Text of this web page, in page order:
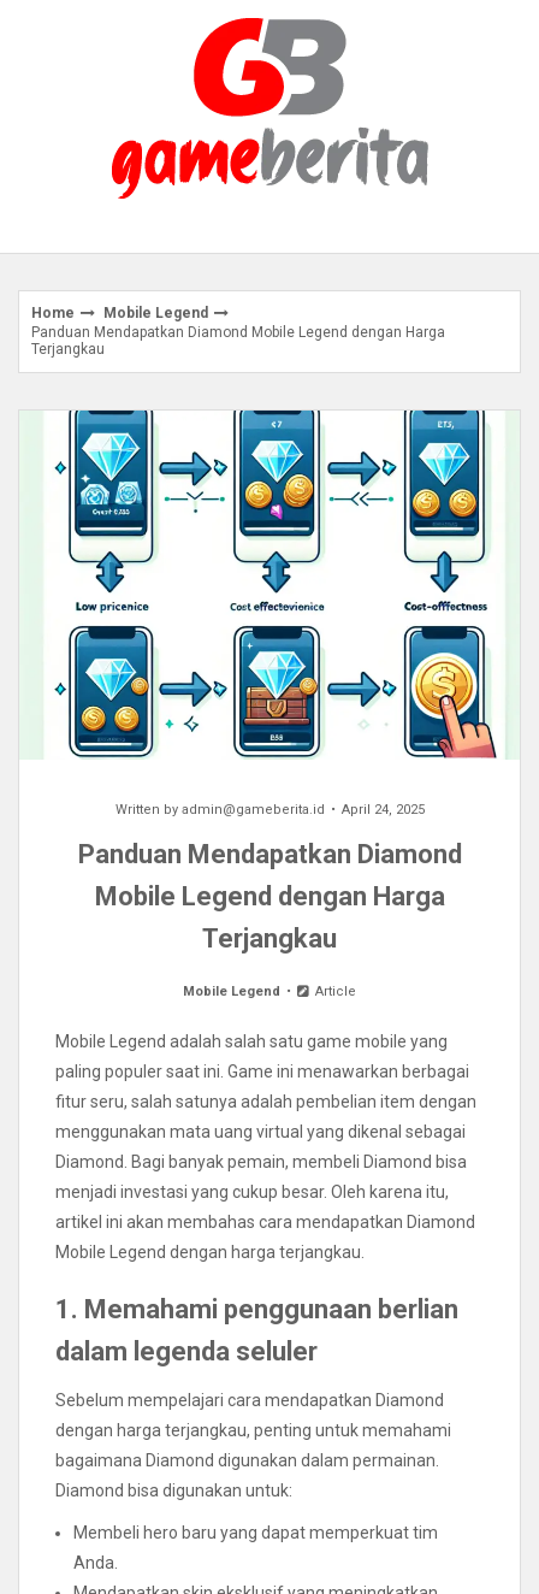
Home
Mobile Legend
Panduan Mendapatkan Diamond Mobile Legend dengan Harga
Terjangkau
Written by admin@gameberita.id April 24, 2025
Panduan Mendapatkan Diamond
Mobile Legend dengan Harga
Terjangkau
Mobile Legend Article
Mobile Legend adalah salah satu game mobile yang
paling populer saat ini. Game ini menawarkan berbagai
fitur seru, salah satunya adalah pembelian item dengan
menggunakan mata uang virtual yang dikenal sebagai
Diamond. Bagi banyak pemain, membeli Diamond bisa
menjadi investasi yang cukup besar. Oleh karena itu,
artikel ini akan membahas cara mendapatkan Diamond
Mobile Legend dengan harga terjangkau.
1. Memahami penggunaan berlian
dalam legenda seluler
Sebelum mempelajari cara mendapatkan Diamond
dengan harga terjangkau, penting untuk memahami
bagaimana Diamond digunakan dalam permainan.
Diamond bisa digunakan untuk:
Membeli hero baru yang dapat memperkuat tim
Anda.